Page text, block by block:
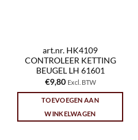
art.nr. HK4109
CONTROLEER KETTING
BEUGEL LH 61601
€9,80 Excl. BTW
TOEVOEGEN AAN
WINKELWAGEN